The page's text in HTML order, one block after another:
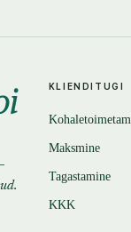
KLIENDITUGI
Maksmine
Tagastamine
KKK